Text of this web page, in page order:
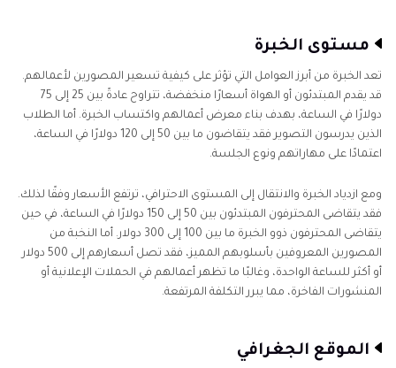
مستوى الخبرة
تعد الخبرة من أبرز العوامل التي تؤثر على كيفية تسعير المصورين لأعمالهم.
قد يقدم المبتدئون أو الهواة أسعارًا منخفضة، تتراوح عادةً بين 25 إلى 75
دولارًا في الساعة، بهدف بناء معرض أعمالهم واكتساب الخبرة. أما الطلاب
الذين يدرسون التصوير فقد يتقاضون ما بين 50 إلى 120 دولارًا في الساعة،
اعتمادًا على مهاراتهم ونوع الجلسة.
ومع ازدياد الخبرة والانتقال إلى المستوى الاحترافي، ترتفع الأسعار وفقًا لذلك.
فقد يتقاضى المحترفون المبتدئون بين 50 إلى 150 دولارًا في الساعة، في حين
يتقاضى المحترفون ذوو الخبرة ما بين 100 إلى 300 دولار. أما النخبة من
المصورين المعروفين بأسلوبهم المميز، فقد تصل أسعارهم إلى 500 دولار
أو أكثر للساعة الواحدة، وغالبًا ما تظهر أعمالهم في الحملات الإعلانية أو
المنشورات الفاخرة، مما يبرر التكلفة المرتفعة.
الموقع الجغرافي